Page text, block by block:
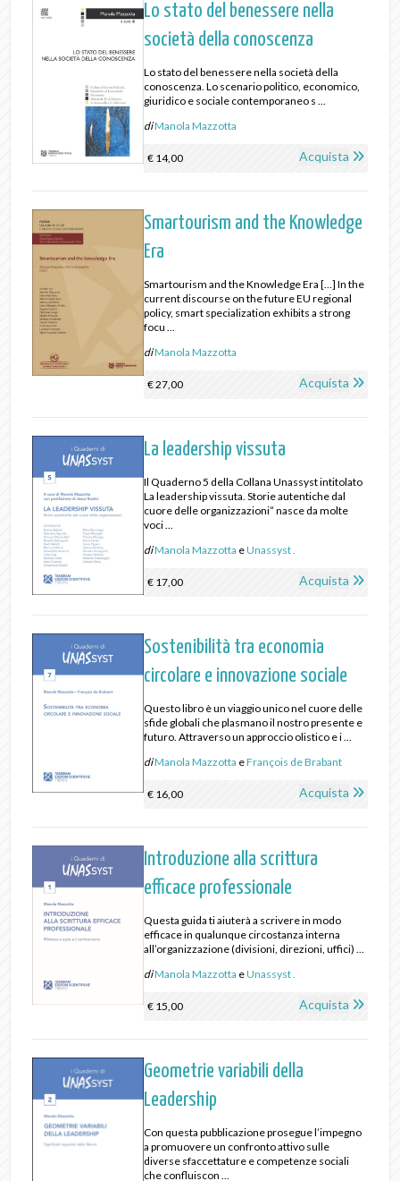
Lo stato del benessere nella
società della conoscenza
Lo stato del benessere nella società della
conoscenza. Lo scenario politico, economico,
giuridico e sociale contemporaneo s ...
diManola Mazzotta
€ 14,00 Acquista
Smartourism and the Knowledge
Era
Smartourism and the Knowledge Era […] In the
current discourse on the future EU regional
policy, smart specialization exhibits a strong
focu ...
diManola Mazzotta
€ 27,00 Acquista
La leadership vissuta
Il Quaderno 5 della Collana Unassyst intitolato
La leadership vissuta. Storie autentiche dal
cuore delle organizzazioni” nasce da molte
voci ...
diManola Mazzotta eUnassyst .
€ 17,00 Acquista
Sostenibilità tra economia
circolare e innovazione sociale
Questo libro è un viaggio unico nel cuore delle
sfide globali che plasmano il nostro presente e
futuro. Attraverso un approccio olistico e i ...
diManola Mazzotta eFrançois de Brabant
€ 16,00 Acquista
Introduzione alla scrittura
efficace professionale
Questa guida ti aiuterà a scrivere in modo
efficace in qualunque circostanza interna
all’organizzazione (divisioni, direzioni, uffici) ...
diManola Mazzotta eUnassyst .
€ 15,00 Acquista
Geometrie variabili della
Leadership
Con questa pubblicazione prosegue l’impegno
a promuovere un confronto attivo sulle
diverse sfaccettature e competenze sociali
che confluiscon ...